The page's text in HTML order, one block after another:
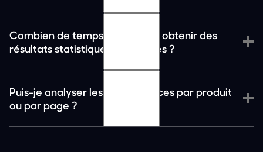
Combien de temps faut-il pour obtenir des
résultats statistiquement fiables ?
Puis-je analyser les performances par produit
ou par page ?